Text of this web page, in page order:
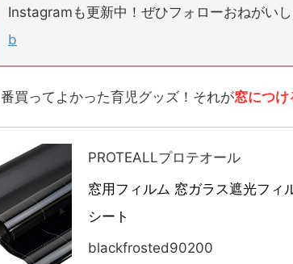
Instagramも更新中！ぜひフォローおねがい
b
買ってよかった育児グッズ！それが窓につけ
PROTEALLプロテオール
窓用フィルム 窓ガラス遮光フィ
シート
blackfrosted90200